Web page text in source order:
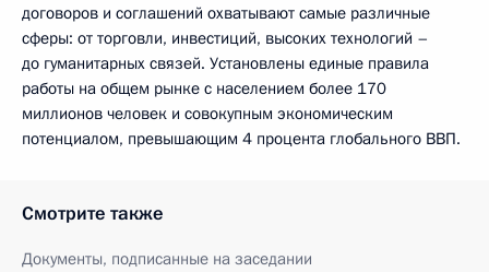
договоров и соглашений охватывают самые различные
сферы: от торговли, инвестиций, высоких технологий –
до гуманитарных связей. Установлены единые правила
работы на общем рынке с населением более 170
миллионов человек и совокупным экономическим
потенциалом, превышающим 4 процента глобального ВВП.
Смотрите также
Документы, подписанные на заседании